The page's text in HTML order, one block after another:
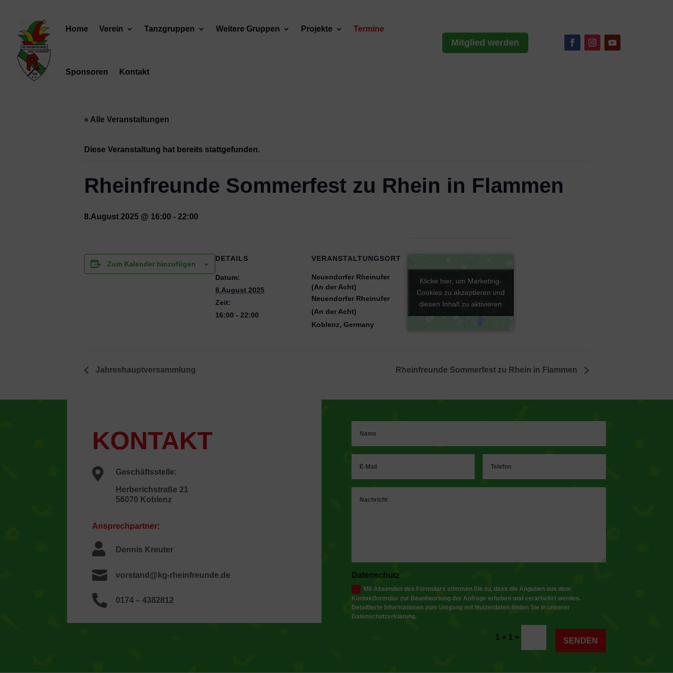
Home Verein Tanzgruppen Weitere Gruppen Projekte Termine
Sponsoren Kontakt
Mitglied werden
« Alle Veranstaltungen
Diese Veranstaltung hat bereits stattgefunden.
Rheinfreunde Sommerfest zu Rhein in Flammen
8.August 2025 @ 16:00 - 22:00
Zum Kalender hinzufügen
DETAILS
Datum:
8.August 2025
Zeit:
16:00 - 22:00
VERANSTALTUNGSORT
Neuendorfer Rheinufer
(An der Acht)
Neuendorfer Rheinufer
(An der Acht)
Koblenz, Germany
Klicke hier, um Marketing-
Cookies zu akzeptieren und
diesen Inhalt zu aktivieren
Klicke hier, um Marketing-
Cookies zu akzeptieren und
diesen Inhalt zu aktivieren
Jahreshauptversammlung Rheinfreunde Sommerfest zu Rhein in Flammen
KONTAKT
 Geschäftsstelle:
Herberichstraße 21
56070 Koblenz
Ansprechpartner:
 Dennis Kreuter
 vorstand@kg-rheinfreunde.de
 0174 – 4382812
Datenschutz
Mit Absenden des Formulars stimmen Sie zu, dass die Angaben aus dem
Kontaktformular zur Beantwortung der Anfrage erhoben und verarbeitet werden.
Detaillierte Informationen zum Umgang mit Nutzerdaten finden Sie in unserer
Datenschutzerklärung.
1 + 1 = SENDEN